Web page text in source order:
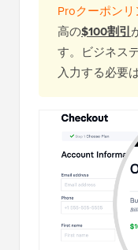
Proクーポンリ
高の$100割引
す。ビジネス
入力する必要